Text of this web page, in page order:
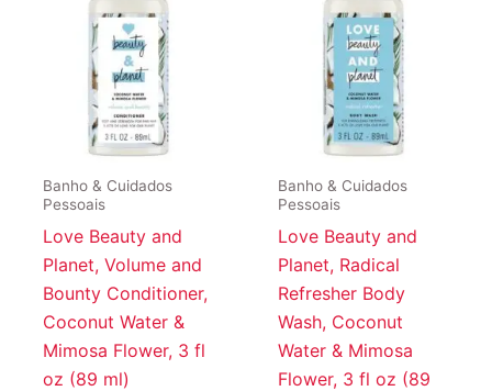
Banho & Cuidados
Pessoais
Love Beauty and
Planet, Volume and
Bounty Conditioner,
Coconut Water &
Mimosa Flower, 3 fl
oz (89 ml)
Banho & Cuidados
Pessoais
Love Beauty and
Planet, Radical
Refresher Body
Wash, Coconut
Water & Mimosa
Flower, 3 fl oz (89